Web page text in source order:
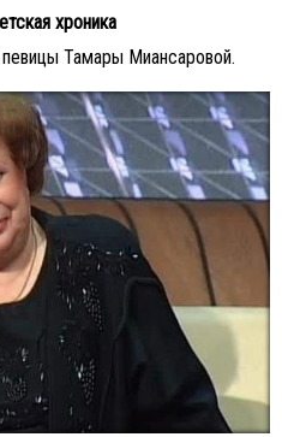
хроника
Тамары Миансаровой.